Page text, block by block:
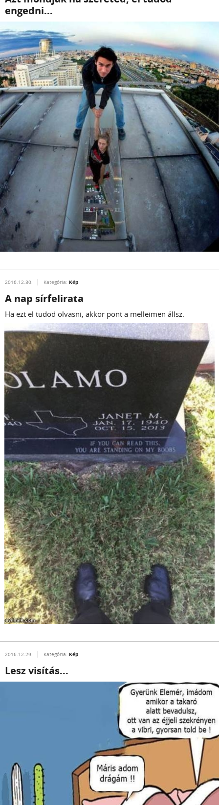
engedni...
2016.12.30. Kategória: Kép
A nap sírfelirata
Ha ezt el tudod olvasni, akkor pont a melleimen állsz.
2016.12.29. Kategória: Kép
Lesz visítás...